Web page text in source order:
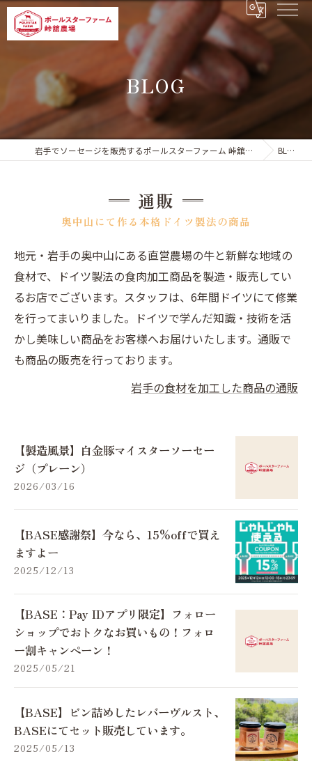
BLOG
岩手でソーセージを販売するポールスターファーム 峠舘農場 BLOG
通販
奥中山にて作る本格ドイツ製法の商品
地元・岩手の奥中山にある直営農場の牛と新鮮な地域の
食材で、ドイツ製法の食肉加工商品を製造・販売してい
るお店でございます。スタッフは、6年間ドイツにて修業
を行ってまいりました。ドイツで学んだ知識・技術を活
かし美味しい商品をお客様へお届けいたします。通販で
も商品の販売を行っております。
岩手の食材を加工した商品の通販
【製造風景】白金豚マイスターソーセー
ジ（プレーン）
2026/03/16
【BASE感謝祭】今なら、15%offで買え
ますよー
2025/12/13
【BASE：Pay IDアプリ限定】フォロー
ショップでおトクなお買いもの！フォロ
ー割キャンペーン！
2025/05/21
【BASE】ビン詰めしたレバーヴルスト、
BASEにてセット販売しています。
2025/05/13